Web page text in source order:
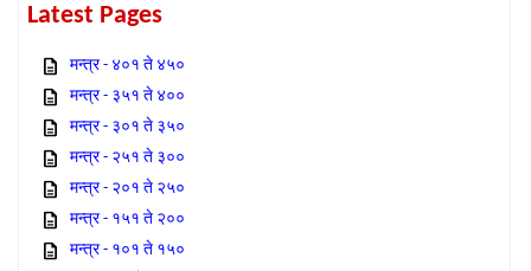
Latest Pages
मन्त्र - ४०१ ते ४५०
मन्त्र - ३५१ ते ४००
मन्त्र - ३०१ ते ३५०
मन्त्र - २५१ ते ३००
मन्त्र - २०१ ते २५०
मन्त्र - १५१ ते २००
मन्त्र - १०१ ते १५०